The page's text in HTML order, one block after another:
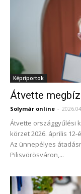
Képriportok
Átvette
Solymár online -
Átvette országgyűlési
körzet 2026. április
Az ünnepélyes
Pilisvörösváron,...